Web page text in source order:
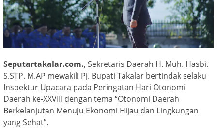
Seputartakalar.com., Sekretaris Daerah H. Muh. Hasbi.
S.STP. M.AP mewakili Pj. Bupati Takalar bertindak selaku
Inspektur Upacara pada Peringatan Hari Otonomi
Daerah ke-XXVIII dengan tema “Otonomi Daerah
Berkelanjutan Menuju Ekonomi Hijau dan Lingkungan
yang Sehat”.